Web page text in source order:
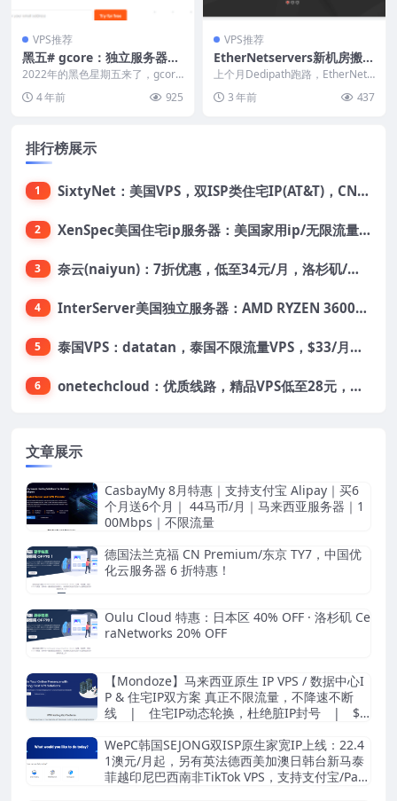
VPS推荐
黑五# gcore：独立服务器3
折(降价70%)，日本、韩国、
新加坡、美国等10个机房
2022年的黑色星期五来了，gcore
中心的独立...
4 年前 925
VPS推荐
EtherNetservers新机房搬
迁，美国服务器14.95美元/年
起，洛杉矶/纽约/迈阿密机
房，支持支付宝/Paypal
上个月Dedipath跑路，EtherNets
3 年前 437
排行榜展示
1 SixtyNet：美国VPS，双ISP类住宅IP(AT&T)，CN2 GIA网络，超高DDoS防御，$14/月，2G内存/2核/40gSSD/5T流量/10Gbps带宽
2 XenSpec美国住宅ip服务器：美国家用ip/无限流量/10Gbps独享带宽/449美元/月起，支持支付宝
3 奈云(naiyun)：7折优惠，低至34元/月，洛杉矶/香港机房，三网CN2 GIA/CUII/高防保护，解锁Chatgpt/Tiktok
4 InterServer美国独立服务器：AMD RYZEN 3600X处理器，75美元/月，送40美元
5 泰国VPS：datatan，泰国不限流量VPS，$33/月，4G内存/3核/60gSSD
6 onetechcloud：优质线路，精品VPS低至28元，美国三网原生CN2 GIA（高防可选）、香港CN2、韩国CN2
文章展示
CasbayMy 8月特惠｜支持支付宝 Alipay｜买6
个月送6个月｜ 44马币/月｜马来西亚服务器｜1
00Mbps｜不限流量
德国法兰克福 CN Premium/东京 TY7，中国优
化云服务器 6 折特惠！
Oulu Cloud 特惠：日本区 40% OFF · 洛杉矶 Ce
raNetworks 20% OFF
【Mondoze】马来西亚原生 IP VPS / 数据中心I
P & 住宅IP双方案 真正不限流量，不降速不断
线 | 住宅IP动态轮换，杜绝脏IP封号 | $8.
WePC韩国SEJONG双ISP原生家宽IP上线：22.4
1澳元/月起，另有英法德西美加澳日韩台新马泰
菲越印尼巴西南非TikTok VPS，支持支付宝/Pay